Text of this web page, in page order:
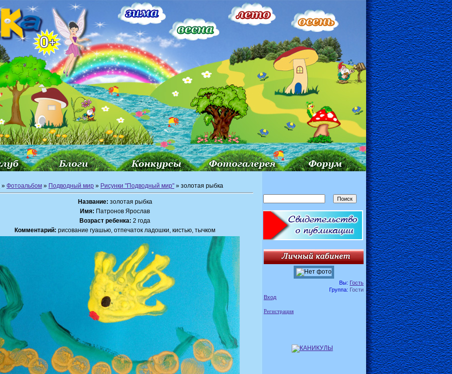
» Фотоальбом » Подводный мир » Рисунки "Подводный мир" » золотая рыбка
Название: золотая рыбка
Имя: Патронов Ярослав
Возраст ребенка: 2 года
Комментарий: рисование гуашью, отпечаток ладошки, кистью, тычком
Вы: Гость
Группа: Гости
Вход
Регистрация